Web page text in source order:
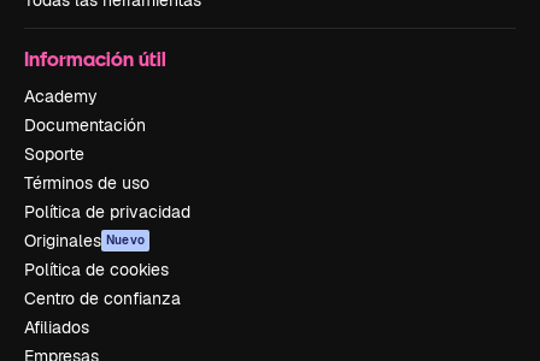
Información útil
Academy
Documentación
Soporte
Términos de uso
Política de privacidad
Originales Nuevo
Política de cookies
Centro de confianza
Afiliados
Empresas